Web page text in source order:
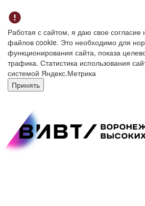
Работая с сайтом, я даю свое согласие
файлов cookie. Это необходимо для
функционирования сайта, показа
трафика. Статистика использования
системой Яндекс.Метрика
Принять